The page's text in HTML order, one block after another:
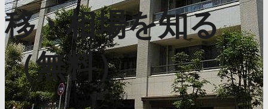
移・相場を知る
（無料）